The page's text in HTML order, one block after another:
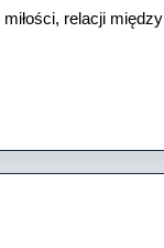
relacji między